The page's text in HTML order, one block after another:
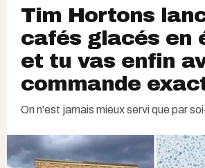
Tim Hortons
cafés glacés en
et tu vas enfin
commande
On n'est jamais mieux servi que par